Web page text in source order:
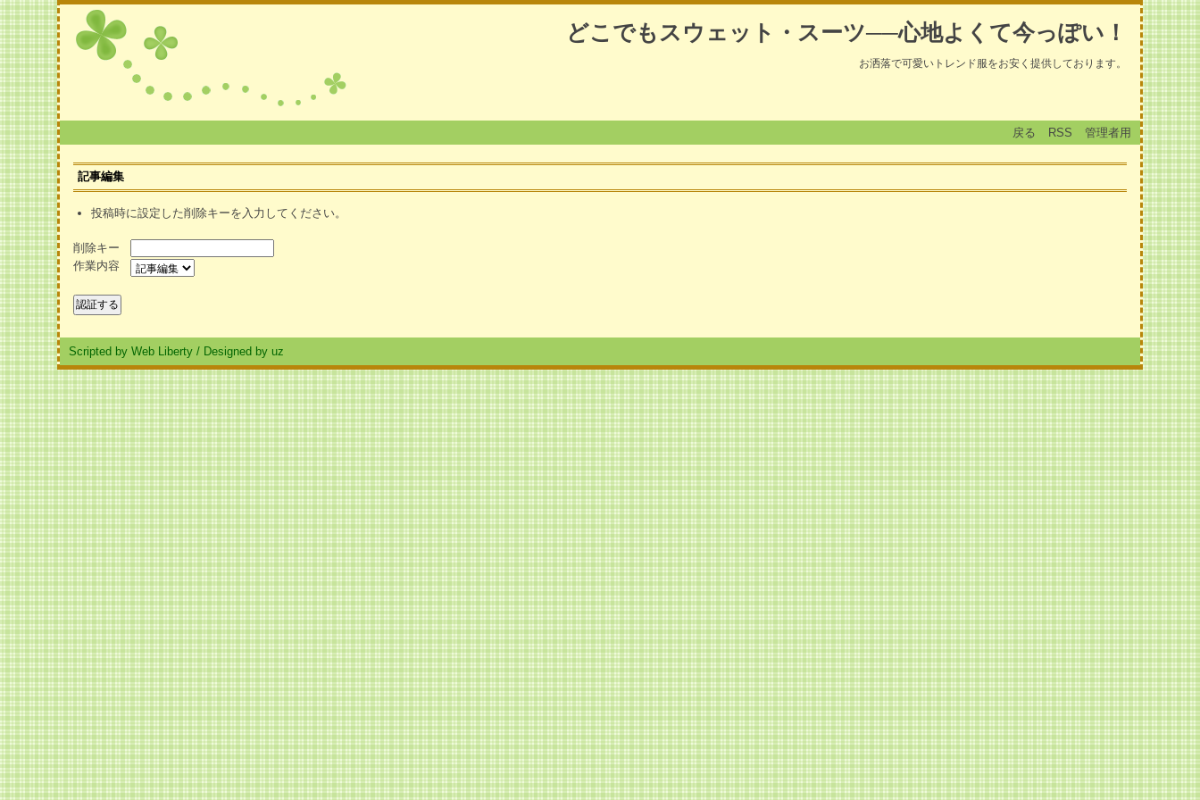
どこでもスウェット・スーツ──心地よくて今っぽい！
お洒落で可愛いトレンド服をお安く提供しております。
戻る RSS 管理者用
記事編集
投稿時に設定した削除キーを入力してください。
削除キー
作業内容
Scripted by Web Liberty / Designed by uz